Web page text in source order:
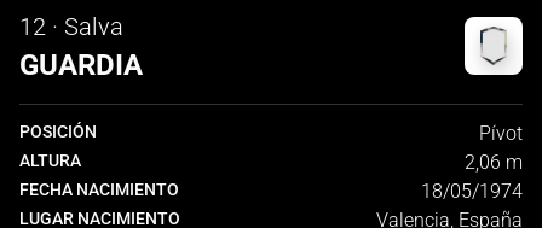
12 · Salva
GUARDIA
POSICIÓN Pívot
ALTURA 2,06 m
FECHA NACIMIENTO 18/05/1974
LUGAR NACIMIENTO Valencia, España